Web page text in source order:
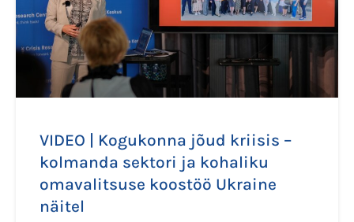
VIDEO | Kogukonna jõud kriisis –
kolmanda sektori ja kohaliku
omavalitsuse koostöö Ukraine
näitel